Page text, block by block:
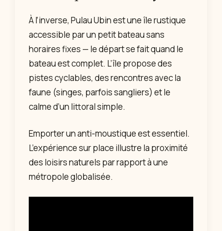
À l’inverse, Pulau Ubin est une île rustique
accessible par un petit bateau sans
horaires fixes — le départ se fait quand le
bateau est complet. L’île propose des
pistes cyclables, des rencontres avec la
faune (singes, parfois sangliers) et le
calme d’un littoral simple.
Emporter un anti-moustique est essentiel.
L’expérience sur place illustre la proximité
des loisirs naturels par rapport à une
métropole globalisée.